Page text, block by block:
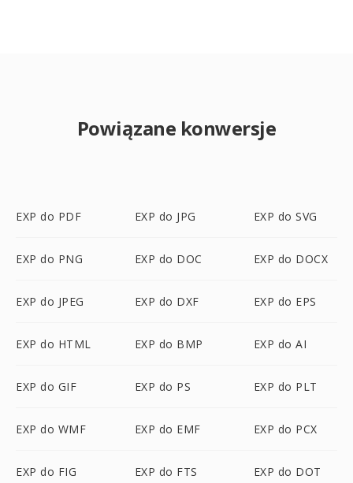
Powiązane konwersje
EXP do PDF EXP do JPG EXP do SVG
EXP do PNG EXP do DOC EXP do DOCX
EXP do JPEG EXP do DXF EXP do EPS
EXP do HTML EXP do BMP EXP do AI
EXP do GIF EXP do PS EXP do PLT
EXP do WMF EXP do EMF EXP do PCX
EXP do FIG EXP do FTS EXP do DOT